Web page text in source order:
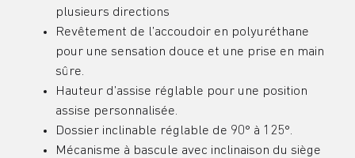
plusieurs directions
Revêtement de l’accoudoir en polyuréthane
pour une sensation douce et une prise en main
sûre.
Hauteur d’assise réglable pour une position
assise personnalisée.
Dossier inclinable réglable de 90° à 125°.
Mécanisme à bascule avec inclinaison du siège